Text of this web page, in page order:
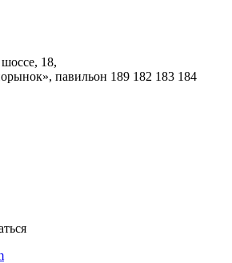
18,
павильон 189 182 183 184